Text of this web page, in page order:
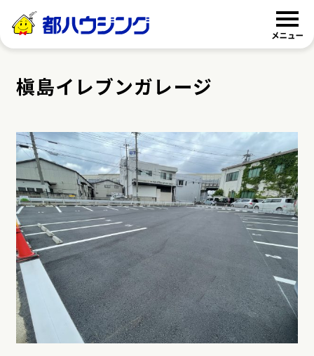
都ハウジング
槇島イレブンガレージ